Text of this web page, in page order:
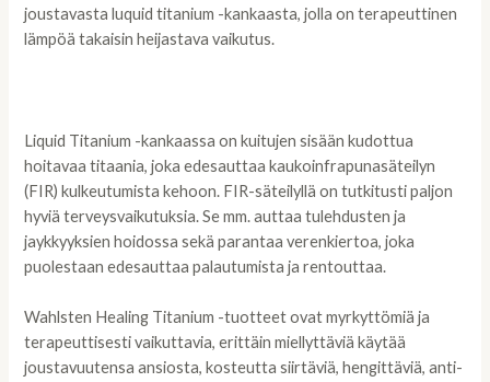
joustavasta luquid titanium -kankaasta, jolla on terapeuttinen
lämpöä takaisin heijastava vaikutus.
Liquid Titanium -kankaassa on kuitujen sisään kudottua
hoitavaa titaania, joka edesauttaa kaukoinfrapunasäteilyn
(FIR) kulkeutumista kehoon. FIR-säteilyllä on tutkitusti paljon
hyviä terveysvaikutuksia. Se mm. auttaa tulehdusten ja
jaykkyyksien hoidossa sekä parantaa verenkiertoa, joka
puolestaan edesauttaa palautumista ja rentouttaa.
Wahlsten Healing Titanium -tuotteet ovat myrkyttömiä ja
terapeuttisesti vaikuttavia, erittäin miellyttäviä käytää
joustavuutensa ansiosta, kosteutta siirtäviä, hengittäviä, anti-